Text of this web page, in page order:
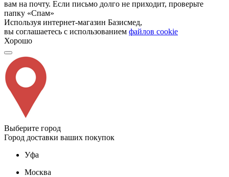
вам на почту. Если письмо долго не приходит, проверьте
папку «Спам»
Используя интернет-магазин Базисмед,
вы соглашаетесь с использованием файлов cookie
Хорошо
Выберите город
Город доставки ваших покупок
Уфа
Москва